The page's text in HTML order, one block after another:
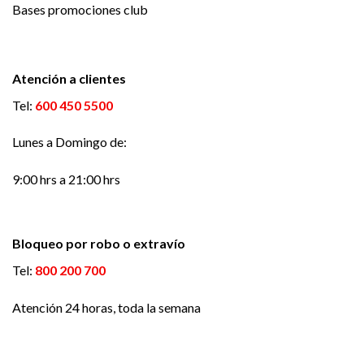
Bases promociones club
Atención a clientes
Tel: 600 450 5500
Lunes a Domingo de:
9:00 hrs a 21:00 hrs
Bloqueo por robo o extravío
Tel: 800 200 700
Atención 24 horas, toda la semana